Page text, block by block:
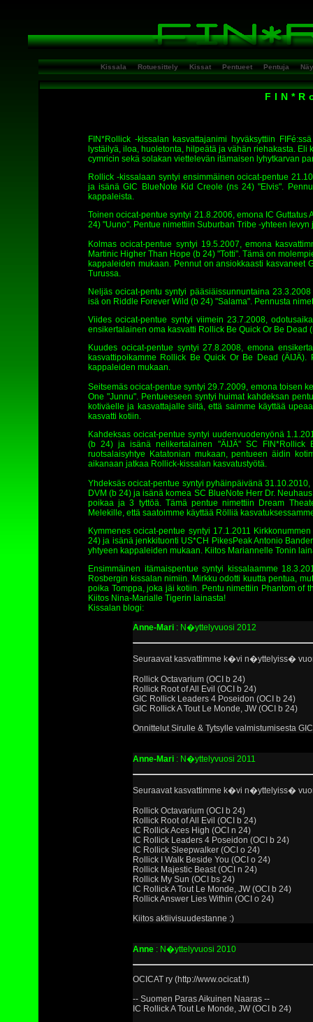
Kissala Rotuesittely Kissat Pentueet Pentuja
FIN*Rollick -kissalan kasvattajanimi hyväksyttiin
lystäilyä, iloa, huoletonta, hilpeätä ja vähän riehakasta.
cymricin sekä solakan viettelevän itämaisen lyhytkarvan
Rollick -kissalaan syntyi ensimmäinen ocicat-pentue
ja isänä GIC BlueNote Kid Creole (ns 24) "Elvis".
kappaleista.
Toinen ocicat-pentue syntyi 21.8.2006, emona IC
24) "Uuno". Pentue nimettiin Suburban Tribe -yhteen
Kolmas ocicat-pentue syntyi 19.5.2007, emona
Martinic Higher Than Hope (b 24) "Totti". Tämä on
kappaleiden mukaan. Pennut on ansiokkaasti
Turussa.
Neljäs ocicat-pentu syntyi pääsiäissunnuntaina
isä on Riddle Forever Wild (b 24) "Salama". Pennusta
Viides ocicat-pentue syntyi viimein 23.7.2008,
ensikertalainen oma kasvatti Rollick Be Quick Or Be
Kuudes ocicat-pentue syntyi 27.8.2008, emona
kasvattipoikamme Rollick Be Quick Or Be Dead
kappaleiden mukaan.
Seitsemäs ocicat-pentue syntyi 29.7.2009, emona toisen
One "Junnu". Pentueeseen syntyi huimat kahdeksan
kotiväelle ja kasvattajalle siitä, että saimme käyttää
kasvatti kotiin.
Kahdeksas ocicat-pentue syntyi uudenvuodenyönä
(b 24) ja isänä nelikertalainen "ÄIJÄ" SC
ruotsalaisyhtye Katatonian mukaan, pentueen äidin
aikanaan jatkaa Rollick-kissalan kasvatustyötä.
Yhdeksäs ocicat-pentue syntyi pyhäinpäivänä
DVM (b 24) ja isänä komea SC BlueNote Herr Dr.
poikaa ja 3 tyttöä. Tämä pentue nimettiin Dream
Melekille, että saatoimme käyttää Rölliä
Kymmenes ocicat-pentue syntyi 17.1.2011
24) ja isänä jenkkituonti US*CH PikesPeak Antonio
yhtyeen kappaleiden mukaan. Kiitos Mariannelle Tonin
Ensimmäinen itämaispentue syntyi kissalaamme
Rosbergin kissalan nimiin. Mirkku odotti kuutta pentua,
poika Tomppa, joka jäi kotiin. Pentu nimettiin Phantom of
Kiitos Nina-Marialle Tigerin lainasta!
Kissalan blogi:
Anne-Mari : N�yttelyvuosi 2012
Seuraavat kasvattimme k�vi n�yttelyiss�
Rollick Octavarium (OCI b 24)
Rollick Root of All Evil (OCI b 24)
GIC Rollick Leaders 4 Poseidon (OCI b 24)
GIC Rollick A Tout Le Monde, JW (OCI b 24)
Onnittelut Sirulle & Tytsylle valmistumisesta
Anne-Mari : N�yttelyvuosi 2011
Seuraavat kasvattimme k�vi n�yttelyiss�
Rollick Octavarium (OCI b 24)
Rollick Root of All Evil (OCI b 24)
IC Rollick Aces High (OCI n 24)
IC Rollick Leaders 4 Poseidon (OCI b 24)
IC Rollick Sleepwalker (OCI o 24)
Rollick I Walk Beside You (OCI o 24)
Rollick Majestic Beast (OCI n 24)
Rollick My Sun (OCI bs 24)
IC Rollick A Tout Le Monde, JW (OCI b 24)
Rollick Answer Lies Within (OCI o 24)
Kiitos aktiivisuudestanne :)
Anne : N�yttelyvuosi 2010
OCICAT ry (http://www.ocicat.fi)
-- Suomen Paras Aikuinen Naaras --
IC Rollick A Tout Le Monde, JW (OCI b 24)